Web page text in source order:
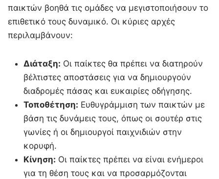
παικτών βοηθά τις ομάδες να μεγιστοποιήσουν το
επιθετικό τους δυναμικό. Οι κύριες αρχές
περιλαμβάνουν:
Διάταξη: Οι παίκτες θα πρέπει να διατηρούν
βέλτιστες αποστάσεις για να δημιουργούν
διαδρομές πάσας και ευκαιρίες οδήγησης.
Τοποθέτηση: Ευθυγράμμιση των παικτών με
βάση τις δυνάμεις τους, όπως οι σουτέρ στις
γωνίες ή οι δημιουργοί παιχνιδιών στην
κορυφή.
Κίνηση: Οι παίκτες πρέπει να είναι ενήμεροι
για τη θέση τους και να προσαρμόζονται